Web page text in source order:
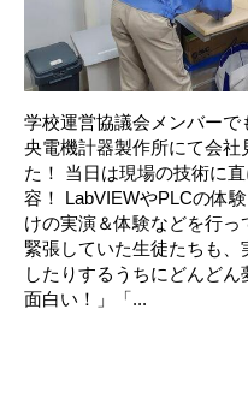
学校運営協議会メンバーで
央電機計器製作所にて会社
た！ 当日は現場の技術に
容！ LabVIEWやPLCの体
けの実演＆体験などを行
緊張していた生徒たちも
したりするうちにどんど
面白い！」「...